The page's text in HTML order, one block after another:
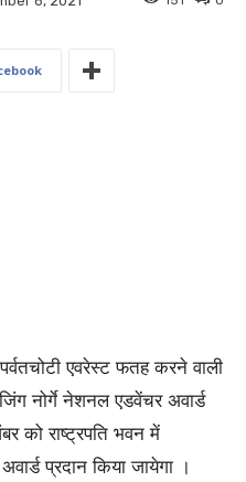
एवरेस्ट फतह करने वाली
नोर्गे नेशनल एडवेंचर अवार्ड
को राष्ट्रपति भवन में
अवार्ड प्रदान किया जायेगा ।